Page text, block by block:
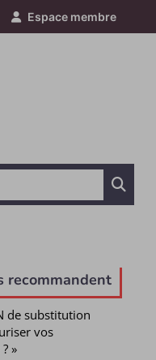
Espace membre
recommandent
de substitution
vos
»